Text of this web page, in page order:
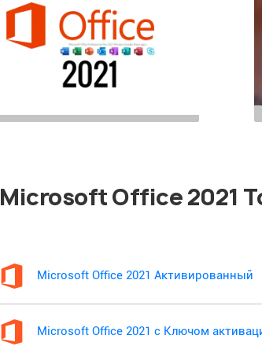
Microsoft Office 2021
Microsoft Office 2021 Активированный
Microsoft Office 2021 с Ключом